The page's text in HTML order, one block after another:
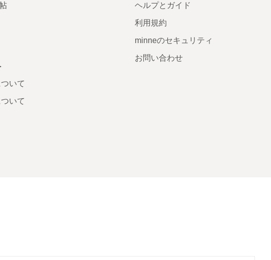
いて
いて
ヘルプとガイド
利用規約
minneのセキュリティ
お問い合わせ